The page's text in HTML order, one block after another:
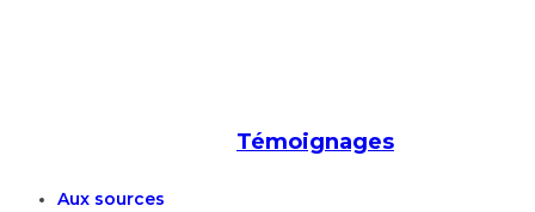
Témoignages
Aux sources